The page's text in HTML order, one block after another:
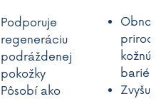
Podporuje
regeneráciu
podráždenej
pokožky
Pôsobí ako
kožnú
bariéru
Zvyšuje